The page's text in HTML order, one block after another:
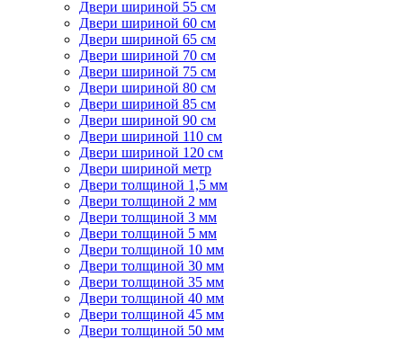
Двери шириной 55 см
Двери шириной 60 см
Двери шириной 65 см
Двери шириной 70 см
Двери шириной 75 см
Двери шириной 80 см
Двери шириной 85 см
Двери шириной 90 см
Двери шириной 110 см
Двери шириной 120 см
Двери шириной метр
Двери толщиной 1,5 мм
Двери толщиной 2 мм
Двери толщиной 3 мм
Двери толщиной 5 мм
Двери толщиной 10 мм
Двери толщиной 30 мм
Двери толщиной 35 мм
Двери толщиной 40 мм
Двери толщиной 45 мм
Двери толщиной 50 мм